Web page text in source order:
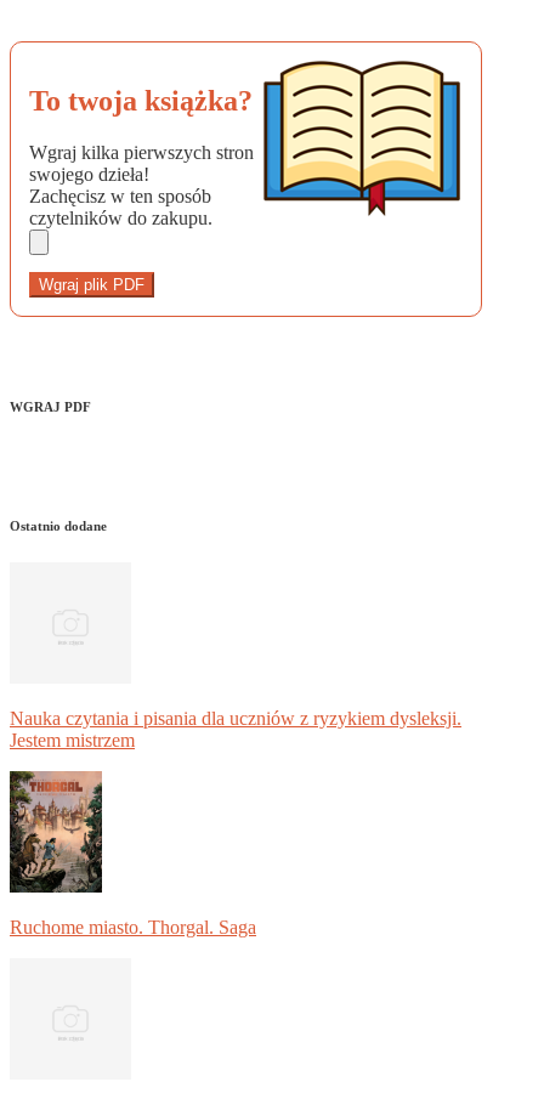
To twoja książka?
Wgraj kilka pierwszych stron
swojego dzieła!
Zachęcisz w ten sposób
czytelników do zakupu.
Wgraj plik PDF
WGRAJ PDF
Ostatnio dodane
Nauka czytania i pisania dla uczniów z ryzykiem dysleksji.
Jestem mistrzem
Ruchome miasto. Thorgal. Saga